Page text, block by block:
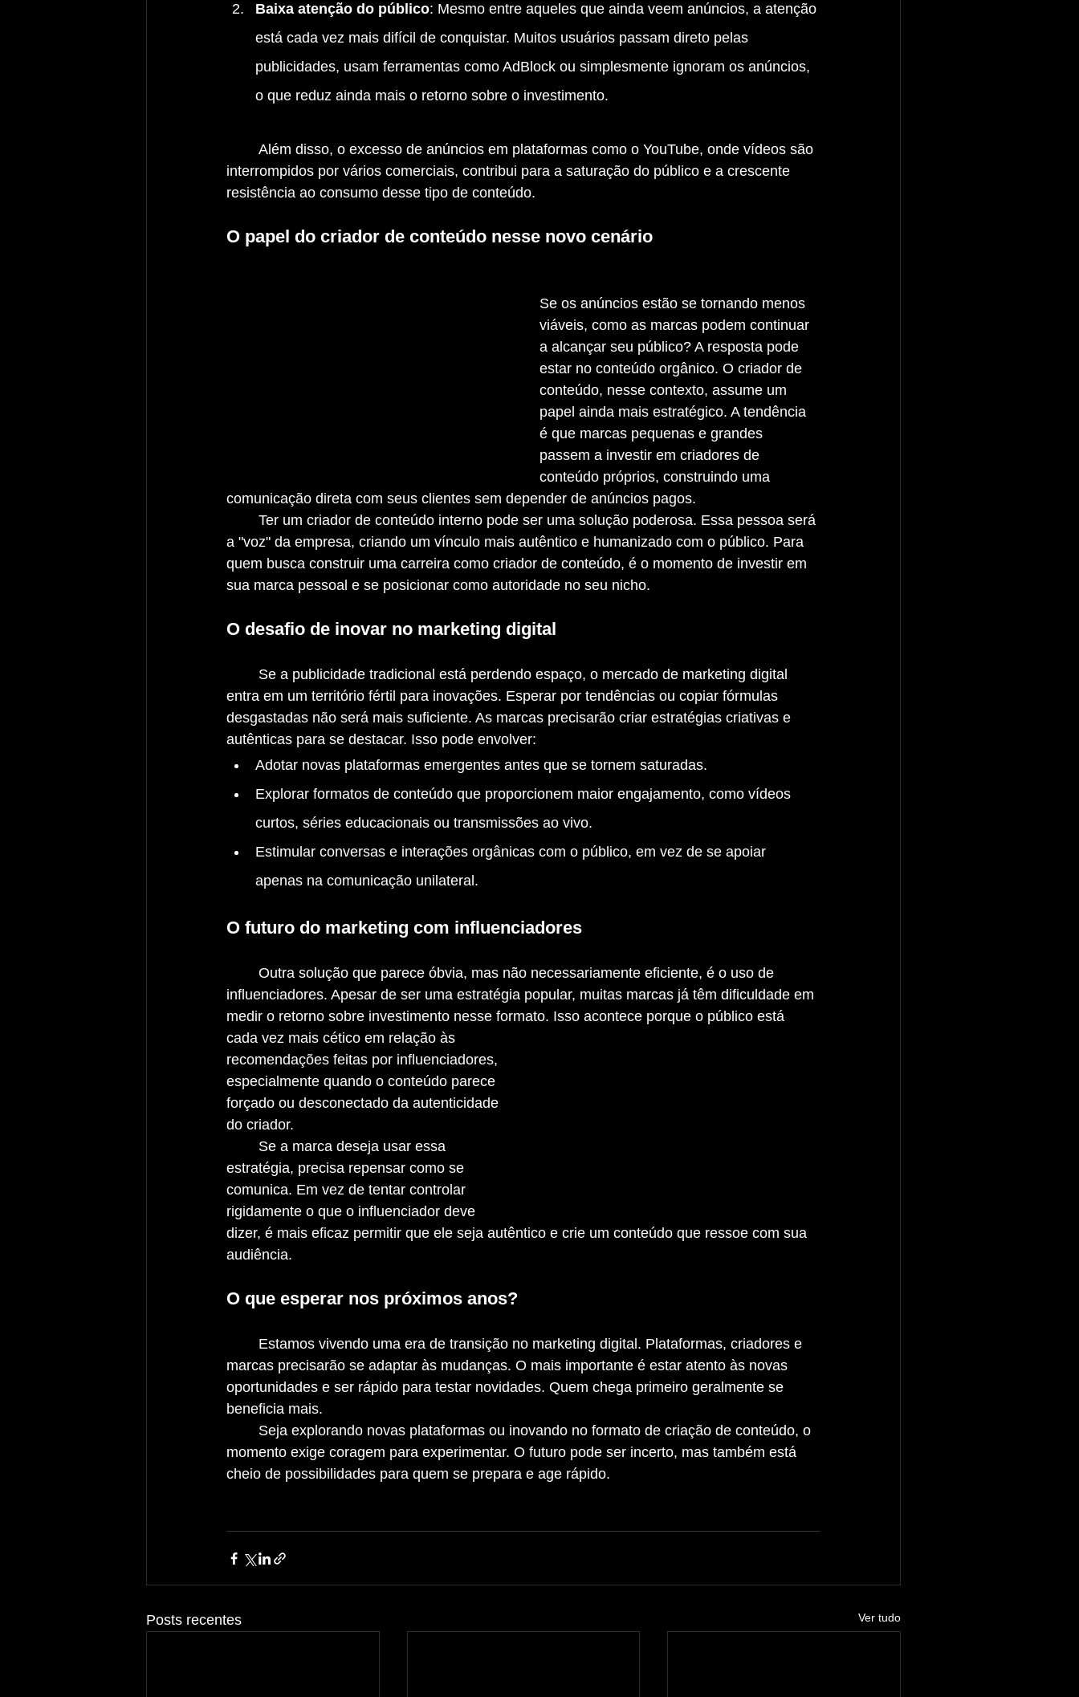
Baixa atenção do público: Mesmo entre aqueles que ainda veem anúncios, a atenção
está cada vez mais difícil de conquistar. Muitos usuários passam direto pelas
publicidades, usam ferramentas como AdBlock ou simplesmente ignoram os anúncios,
o que reduz ainda mais o retorno sobre o investimento.
interrompidos por vários comerciais, contribui para a saturação do público e a crescente
resistência ao consumo desse tipo de conteúdo.
O papel do criador de conteúdo nesse novo cenário
Se os anúncios estão se tornando menos
viáveis, como as marcas podem continuar
a alcançar seu público? A resposta pode
estar no conteúdo orgânico. O criador de
conteúdo, nesse contexto, assume um
papel ainda mais estratégico. A tendência
é que marcas pequenas e grandes
passem a investir em criadores de
conteúdo próprios, construindo uma
comunicação direta com seus clientes sem depender de anúncios pagos.
a "voz" da empresa, criando um vínculo mais autêntico e humanizado com o público. Para
quem busca construir uma carreira como criador de conteúdo, é o momento de investir em
sua marca pessoal e se posicionar como autoridade no seu nicho.
O desafio de inovar no marketing digital
entra em um território fértil para inovações. Esperar por tendências ou copiar fórmulas
desgastadas não será mais suficiente. As marcas precisarão criar estratégias criativas e
autênticas para se destacar. Isso pode envolver:
Adotar novas plataformas emergentes antes que se tornem saturadas.
Explorar formatos de conteúdo que proporcionem maior engajamento, como vídeos
curtos, séries educacionais ou transmissões ao vivo.
Estimular conversas e interações orgânicas com o público, em vez de se apoiar
apenas na comunicação unilateral.
O futuro do marketing com influenciadores
influenciadores. Apesar de ser uma estratégia popular, muitas marcas já têm dificuldade em
medir o retorno sobre investimento nesse formato. Isso acontece porque o público está
cada vez mais cético em relação às
recomendações feitas por influenciadores,
especialmente quando o conteúdo parece
forçado ou desconectado da autenticidade
do criador.
estratégia, precisa repensar como se
comunica. Em vez de tentar controlar
rigidamente o que o influenciador deve
dizer, é mais eficaz permitir que ele seja autêntico e crie um conteúdo que ressoe com sua
audiência.
O que esperar nos próximos anos?
marcas precisarão se adaptar às mudanças. O mais importante é estar atento às novas
oportunidades e ser rápido para testar novidades. Quem chega primeiro geralmente se
beneficia mais.
momento exige coragem para experimentar. O futuro pode ser incerto, mas também está
cheio de possibilidades para quem se prepara e age rápido.
Posts recentes Ver tudo